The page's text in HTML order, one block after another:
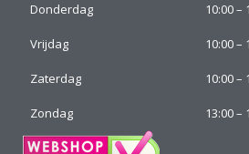
Donderdag 10:00 –
Vrijdag 10:00 –
Zaterdag 10:00 –
Zondag 13:00 –